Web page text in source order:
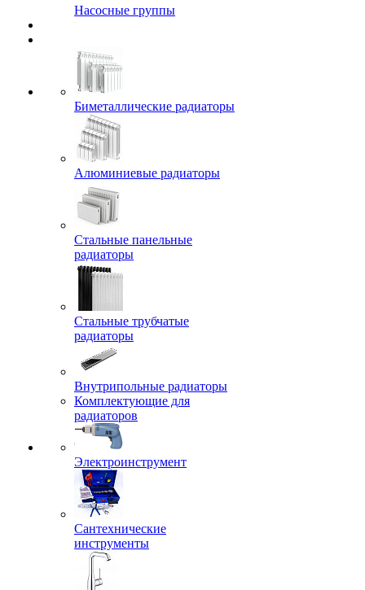
Насосные группы
Биметаллические радиаторы
Алюминиевые радиаторы
Стальные панельные
радиаторы
Стальные трубчатые
радиаторы
Внутрипольные радиаторы
Комплектующие для
радиаторов
Электроинструмент
Сантехнические
инструменты